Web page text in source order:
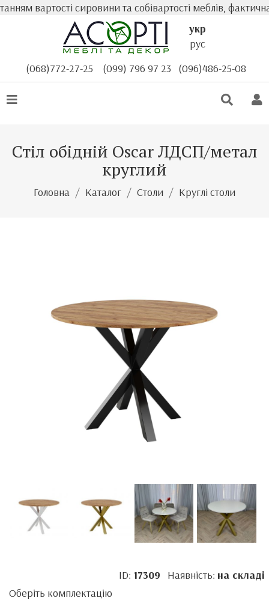
вартості сировини та собівартості меблів, фактична
укр
рус
(068)772-27-25
(099) 796 97 23 (096)486-25-08
Стіл обідній Oscar ЛДСП/метал
круглий
Головна Каталог Столи Круглі столи
ID: 17309 Наявність: на складі
Оберіть комплектацію